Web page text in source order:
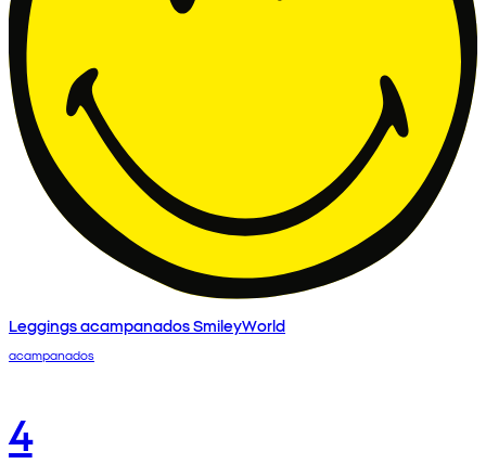
Leggings acampanados SmileyWorld
acampanados
4